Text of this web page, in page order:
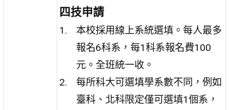
四技申請
本校採用線上系統選填。每人最多
報名6科系，每1科系報名費100
元。全班統一收。
每所科大可選填學系數不同，例如
臺科、北科限定僅可選填1個系，